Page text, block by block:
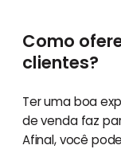
Como
clientes?
Ter uma boa
de venda faz
Afinal, você